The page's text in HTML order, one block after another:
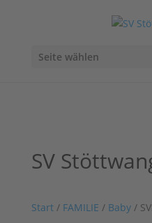
Seite wählen
SV
Start/ FAMILIE / Baby/